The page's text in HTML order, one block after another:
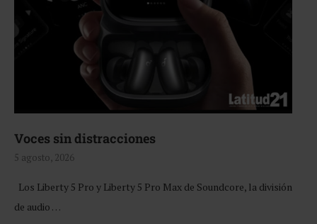
Voces sin distracciones
5 agosto, 2026
Los Liberty 5 Pro y Liberty 5 Pro Max de Soundcore, la división
de audio …